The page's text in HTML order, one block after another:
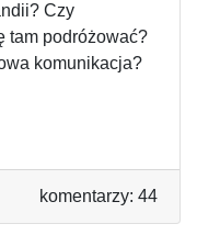
Czy
tam podróżować?
komunikacja?
komentarzy: 44